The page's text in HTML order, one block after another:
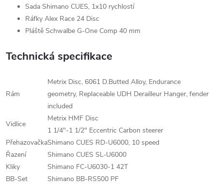
Sada Shimano CUES, 1x10 rychlostí
Ráfky Alex Race 24 Disc
Pláště Schwalbe G-One Comp 40 mm
Technická specifikace
Rám
Metrix Disc, 6061 D.Butted Alloy, Endurance
geometry, Replaceable UDH Derailleur Hanger, fender
included
Vidlice
Metrix HMF Disc
1 1/4"-1 1/2" Eccentric Carbon steerer
PřehazovačkaShimano CUES RD-U6000, 10 speed
Řazení
Shimano CUES SL-U6000
Kliky
Shimano FC-U6030-1 42T
BB-Set
Shimano BB-RS500 PF